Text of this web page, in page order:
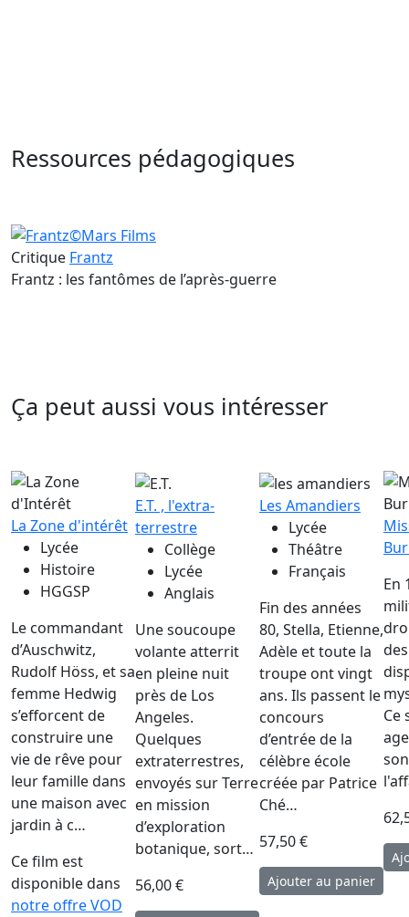
Ressources pédagogiques
Critique Frantz
Frantz : les fantômes de l’après-guerre
Ça peut aussi vous intéresser
La Zone d'intérêt
Lycée
Histoire
HGGSP
Le commandant
d’Auschwitz,
Rudolf Höss, et sa
femme Hedwig
s’efforcent de
construire une
vie de rêve pour
leur famille dans
une maison avec
jardin à c…
Ce film est
disponible dans
notre offre VOD
E.T. , l'extra-
terrestre
Collège
Lycée
Anglais
Une soucoupe
volante atterrit
en pleine nuit
près de Los
Angeles.
Quelques
extraterrestres,
envoyés sur Terre
en mission
d’exploration
botanique, sort…
56,00 €
Les Amandiers
Lycée
Théâtre
Français
Fin des années
80, Stella, Etienne,
Adèle et toute la
troupe ont vingt
ans. Ils passent le
concours
d’entrée de la
célèbre école
créée par Patrice
Ché…
57,50 €
En
Ce